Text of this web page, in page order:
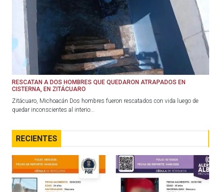
RESCATAN A DOS HOMBRES QUE QUEDARON ATRAPADOS EN
CISTERNA, EN ZITÁCUARO
Zitácuaro, Michoacán Dos hombres fueron rescatados con vida luego de
quedar inconscientes al interio...
RECIENTES